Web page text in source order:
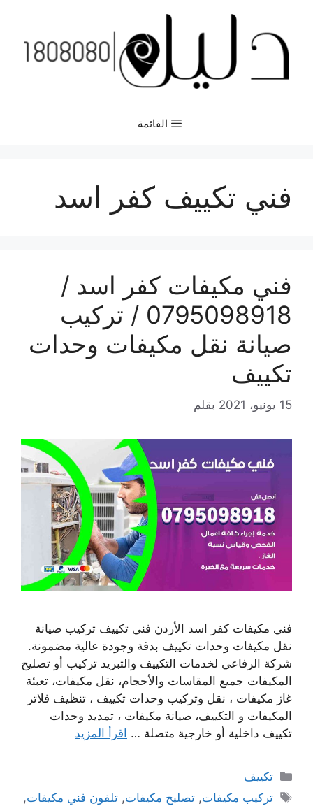
المحتوى
القائمة
فني تكييف كفر اسد
فني مكيفات كفر اسد /
0795098918 / تركيب
صيانة نقل مكيفات وحدات
تكييف
15 يونيو، 2021 بقلم
فني مكيفات كفر اسد الأردن فني تكييف تركيب صيانة
نقل مكيفات وحدات تكييف بدقة وجودة عالية مضمونة.
شركة الرفاعي لخدمات التكييف والتبريد تركيب أو تصليح
المكيفات جميع المقاسات والأحجام، نقل مكيفات، تعبئة
غاز مكيفات ، نقل وتركيب وحدات تكييف ، تنظيف فلاتر
المكيفات و التكييف، صيانة مكيفات ، تمديد وحدات
تكييف داخلية أو خارجية متصلة … اقرأ المزيد
التصنيفات
تكييف
الوسوم
تركيب مكيفات,تصليح مكيفات,تلفون فني مكيفات,